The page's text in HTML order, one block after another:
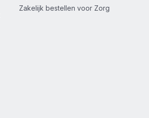
Zakelijk bestellen voor Zorg